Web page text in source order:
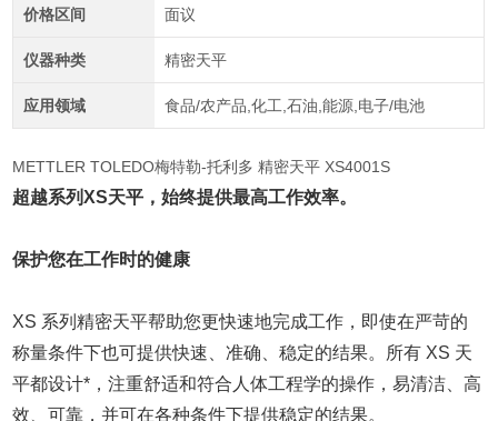
价格区间 面议
仪器种类 精密天平
应用领域 食品/农产品,化工,石油,能源,电子/电池
METTLER TOLEDO梅特勒-托利多 精密天平 XS4001S
超越系列XS天平，始终提供最高工作效率。
保护您在工作时的健康
XS 系列精密天平帮助您更快速地完成工作，即使在严苛的
称量条件下也可提供快速、准确、稳定的结果。所有 XS 天
平都设计*，注重舒适和符合人体工程学的操作，易清洁、高
效、可靠，并可在各种条件下提供稳定的结果。